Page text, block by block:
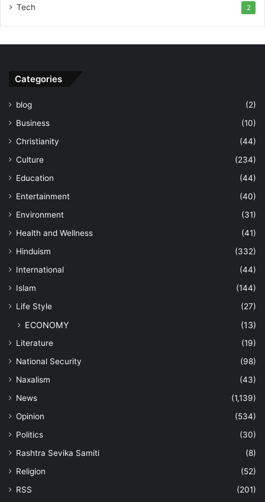
Tech 2
Categories
blog
(2)
Business
(10)
Christianity
(44)
Culture
(234)
Education
(44)
Entertainment
(40)
Environment
(31)
Health and Wellness
(41)
Hinduism
(332)
International
(44)
Islam
(144)
Life Style
(27)
ECONOMY (13)
Literature
(19)
National Security
(98)
Naxalism
(43)
News
(1,139)
Opinion
(534)
Politics
(30)
Rashtra Sevika Samiti
(8)
Religion
(52)
RSS
(201)